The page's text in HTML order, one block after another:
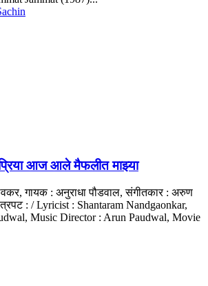
आज आले मैफलीत माझ्या
गायक : अनुराधा पौडवाल, संगीतकार : अरुण
: / Lyricist : Shantaram Nandgaonkar,
Music Director : Arun Paudwal, Movie